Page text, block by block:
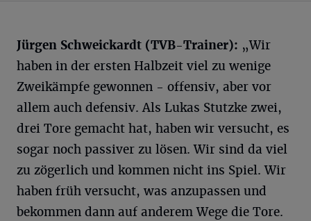
Jürgen Schweickardt (TVB-Trainer): „Wir
haben in der ersten Halbzeit viel zu wenige
Zweikämpfe gewonnen - offensiv, aber vor
allem auch defensiv. Als Lukas Stutzke zwei,
drei Tore gemacht hat, haben wir versucht, es
sogar noch passiver zu lösen. Wir sind da viel
zu zögerlich und kommen nicht ins Spiel. Wir
haben früh versucht, was anzupassen und
bekommen dann auf anderem Wege die Tore.